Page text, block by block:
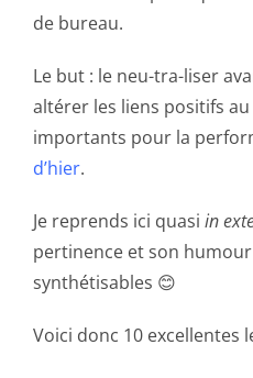
de bureau.
Le but : le neu-tra-liser
altérer les liens positifs au
importants pour la
d’hier.
Je reprends ici quasi in
pertinence et son
synthétisables 😊
Voici donc 10 excellentes